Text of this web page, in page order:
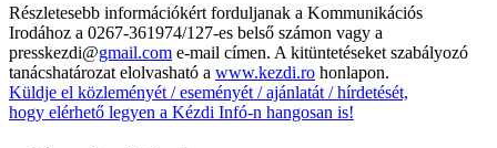
Részletesebb információkért forduljanak a Kommunikációs
Irodához a 0267-361974/127-es belső számon vagy a
presskezdi@gmail.com e-mail címen. A kitüntetéseket szabályozó
tanácshatározat elolvasható a www.kezdi.ro honlapon.
Küldje el közleményét / eseményét / ajánlatát / hírdetését,
hogy elérhető legyen a Kézdi Infó-n hangosan is!